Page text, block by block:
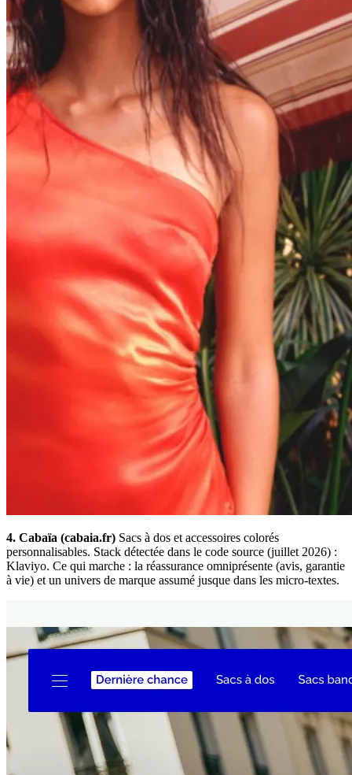
4. Cabaïa (cabaia.fr) Sacs à dos et accessoires colorés
personnalisables. Stack détectée dans le code source (juillet 2026) :
Klaviyo. Ce qui marche : la réassurance omniprésente (avis, garantie
à vie) et un univers de marque assumé jusque dans les micro-textes.